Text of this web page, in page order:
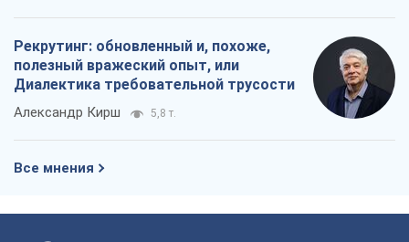
Рекрутинг: обновленный и, похоже,
полезный вражеский опыт, или
Диалектика требовательной трусости
Александр Кирш 5,8 т.
Все мнения